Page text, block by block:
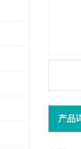
产品